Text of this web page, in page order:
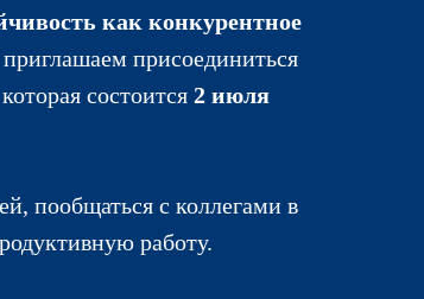
как конкурентное
приглашаем присоединиться
состоится 2 июля
пообщаться с коллегами в
работу.